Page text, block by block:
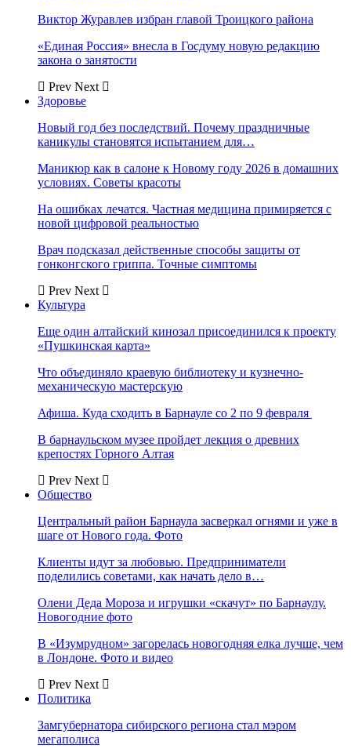
Виктор Журавлев избран главой Троицкого района
«Единая Россия» внесла в Госдуму новую редакцию
закона о занятости
Prev Next
Здоровье
Новый год без последствий. Почему праздничные
каникулы становятся испытанием для…
Маникюр как в салоне к Новому году 2026 в домашних
условиях. Советы красоты
На ошибках лечатся. Частная медицина примиряется с
новой цифровой реальностью
Врач подсказал действенные способы защиты от
гонконгского гриппа. Точные симптомы
Prev Next
Культура
Еще один алтайский кинозал присоединился к проекту
«Пушкинская карта»
Что объединяло краевую библиотеку и кузнечно-
механическую мастерскую
Афиша. Куда сходить в Барнауле со 2 по 9 февраля
В барнаульском музее пройдет лекция о древних
крепостях Горного Алтая
Prev Next
Общество
Центральный район Барнаула засверкал огнями и уже в
шаге от Нового года. Фото
Клиенты идут за любовью. Предприниматели
поделились советами, как начать дело в…
Олени Деда Мороза и игрушки «скачут» по Барнаулу.
Новогодние фото
В «Изумрудном» загорелась новогодняя елка лучше, чем
в Лондоне. Фото и видео
Prev Next
Политика
Замгубернатора сибирского региона стал мэром
мегаполиса